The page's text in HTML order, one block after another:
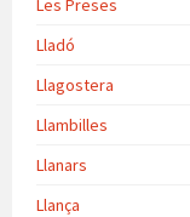
Les Preses
Lladó
Llagostera
Llambilles
Llanars
Llança